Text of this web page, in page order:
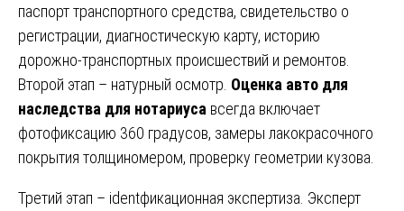
паспорт транспортного средства, свидетельство о
регистрации, диагностическую карту, историю
дорожно-транспортных происшествий и ремонтов.
Второй этап – натурный осмотр. Оценка авто для
наследства для нотариуса всегда включает
фотофиксацию 360 градусов, замеры лакокрасочного
покрытия толщиномером, проверку геометрии кузова.
Третий этап – identфикационная экспертиза. Эксперт